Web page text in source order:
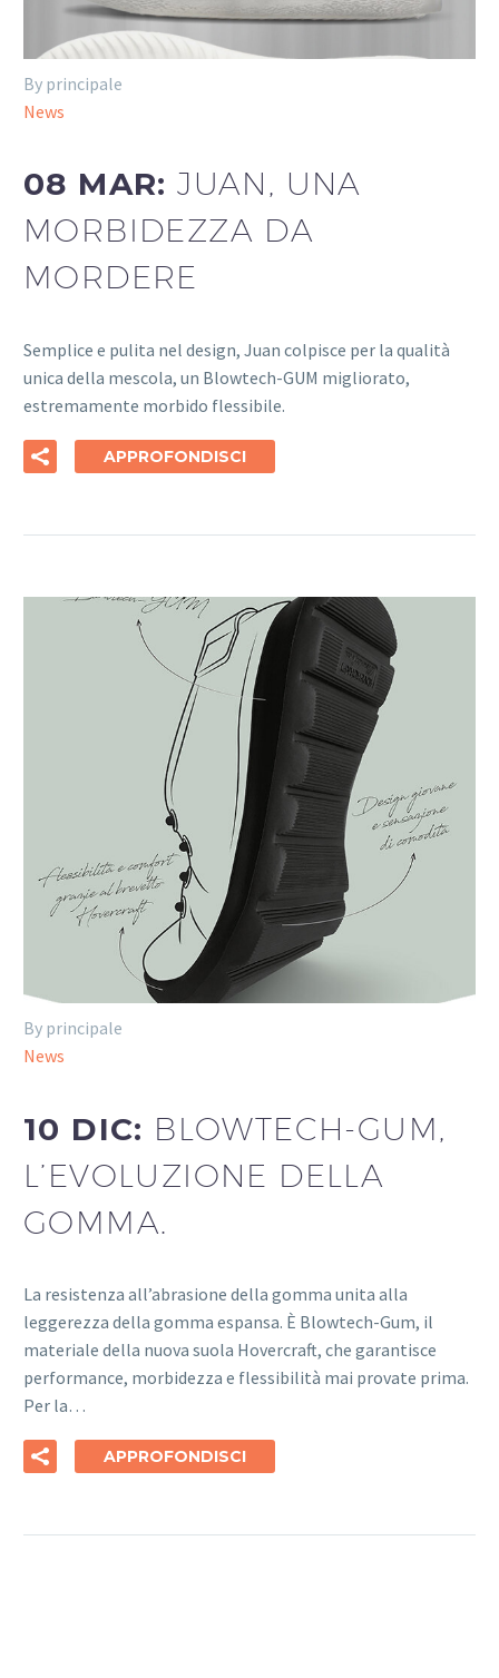
By principale
News
08 MAR:JUAN, UNA
MORBIDEZZA DA
MORDERE
Semplice e pulita nel design, Juan colpisce per la qualità
unica della mescola, un Blowtech-GUM migliorato,
estremamente morbido flessibile.
APPROFONDISCI
By principale
News
10 DIC: BLOWTECH-GUM,
L’EVOLUZIONE DELLA
GOMMA.
La resistenza all’abrasione della gomma unita alla
leggerezza della gomma espansa. È Blowtech-Gum, il
materiale della nuova suola Hovercraft, che garantisce
performance, morbidezza e flessibilità mai provate prima.
Per la…
APPROFONDISCI